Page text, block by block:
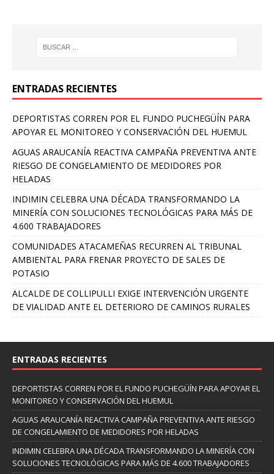
ENTRADAS RECIENTES
DEPORTISTAS CORREN POR EL FUNDO PUCHEGÜÍN PARA
APOYAR EL MONITOREO Y CONSERVACIÓN DEL HUEMUL
AGUAS ARAUCANÍA REACTIVA CAMPAÑA PREVENTIVA ANTE
RIESGO DE CONGELAMIENTO DE MEDIDORES POR
HELADAS
INDIMIN CELEBRA UNA DÉCADA TRANSFORMANDO LA
MINERÍA CON SOLUCIONES TECNOLÓGICAS PARA MÁS DE
4.600 TRABAJADORES
COMUNIDADES ATACAMEÑAS RECURREN AL TRIBUNAL
AMBIENTAL PARA FRENAR PROYECTO DE SALES DE
POTASIO
ALCALDE DE COLLIPULLI EXIGE INTERVENCIÓN URGENTE
DE VIALIDAD ANTE EL DETERIORO DE CAMINOS RURALES
ENTRADAS RECIENTES
DEPORTISTAS CORREN POR EL FUNDO PUCHEGÜÍN PARA APOYAR EL
MONITOREO Y CONSERVACIÓN DEL HUEMUL
AGUAS ARAUCANÍA REACTIVA CAMPAÑA PREVENTIVA ANTE RIESGO
DE CONGELAMIENTO DE MEDIDORES POR HELADAS
INDIMIN CELEBRA UNA DÉCADA TRANSFORMANDO LA MINERÍA CON
SOLUCIONES TECNOLÓGICAS PARA MÁS DE 4.600 TRABAJADORES